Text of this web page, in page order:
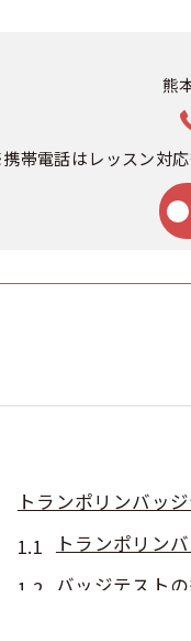
熊
帯電話はレッスン対
トランポリンバッ
トランポリン
バッジテスト
トランポリン